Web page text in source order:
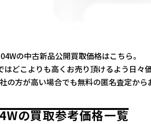
の中古新品公開買取価格はこちら。
はどこよりも高くお売り頂けるよう日々
の方が高い場合でも無料の匿名査定か
の買取参考価格一覧